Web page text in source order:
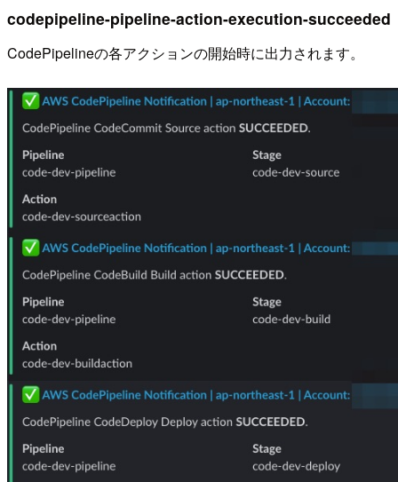
codepipeline-pipeline-action-execution-succeeded
CodePipelineの各アクションの開始時に出力されます。